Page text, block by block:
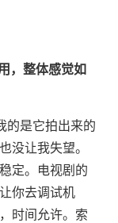
，整体感觉如
的是它拍出来的
没让我失望。
定。电视剧的
你去调试机
时间允许。索